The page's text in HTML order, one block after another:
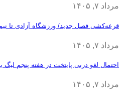
مرداد ۷, ۱۴۰۵
قرعه‎‌کشی فصل جدید/ ورزشگاه آزادی تا نیم‌فصل آماده می‌شود؟
مرداد ۷, ۱۴۰۵
احتمال لغو دربی پایتخت در هفته پنجم لیگ
مرداد ۷, ۱۴۰۵